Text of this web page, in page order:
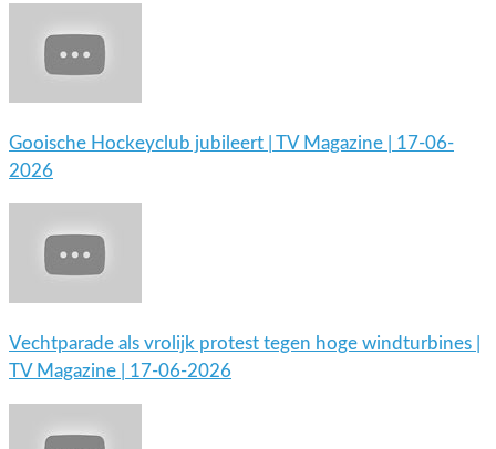
Gooische Hockeyclub jubileert | TV Magazine | 17-06-
2026
Vechtparade als vrolijk protest tegen hoge windturbines |
TV Magazine | 17-06-2026